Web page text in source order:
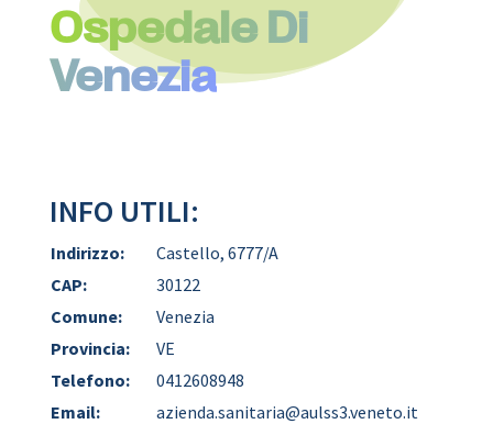
Ospedale Di
Venezia
INFO UTILI:
Indirizzo:
Castello, 6777/A
CAP:
30122
Comune:
Venezia
Provincia:
VE
Telefono:
0412608948
Email:
azienda.sanitaria@aulss3.veneto.it